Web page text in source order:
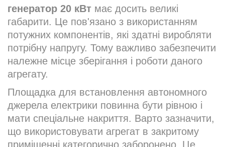
генератор 20 кВт має досить великі
габарити. Це пов'язано з використанням
потужних компонентів, які здатні виробляти
потрібну напругу. Тому важливо забезпечити
належне місце зберігання і роботи даного
агрегату.
Площадка для встановлення автономного
джерела електрики повинна бути рівною і
мати спеціальне накриття. Варто зазначити,
що використовувати агрегат в закритому
приміщенні категорично заборонено. Це